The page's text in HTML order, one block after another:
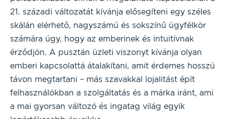
21. századi változatát kívánja elősegíteni egy széles
skálán elérhető, nagyszámú és sokszínű ügyfélkör
számára úgy, hogy az emberinek és intuitívnak
érződjön. A pusztán üzleti viszonyt kívánja olyan
emberi kapcsolattá átalakítani, amit érdemes hosszú
távon megtartani – más szavakkal lojalitást épít
felhasználókban a szolgáltatás és a márka iránt, ami
a mai gyorsan változó és ingatag világ egyik